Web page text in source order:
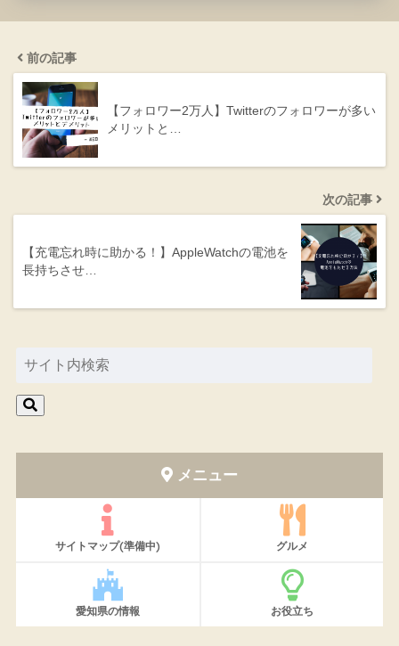
前の記事
【フォロワー2万人】Twitterのフォロワーが多い
メリットと…
次の記事
【充電忘れ時に助かる！】AppleWatchの電池を
長持ちさせ…
メニュー
サイトマップ(準備中) グルメ
愛知県の情報 お役立ち